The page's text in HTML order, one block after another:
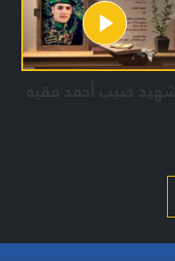
الشهيد حبيب أحمد فقيه